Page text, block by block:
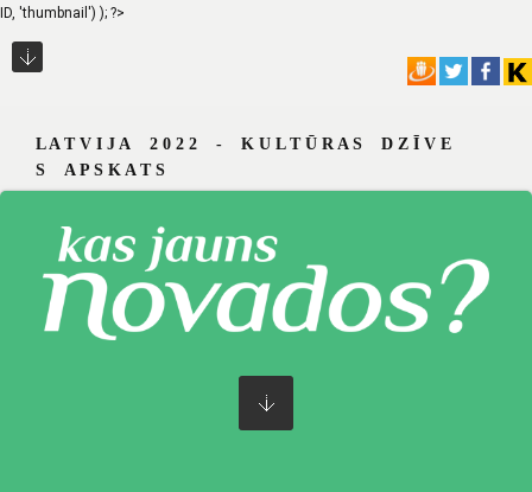
ID, 'thumbnail') ); ?>
L A T V I J A 2 0 2 2 - K U L T Ū R A S D Z Ī V E
S A P S K A T S